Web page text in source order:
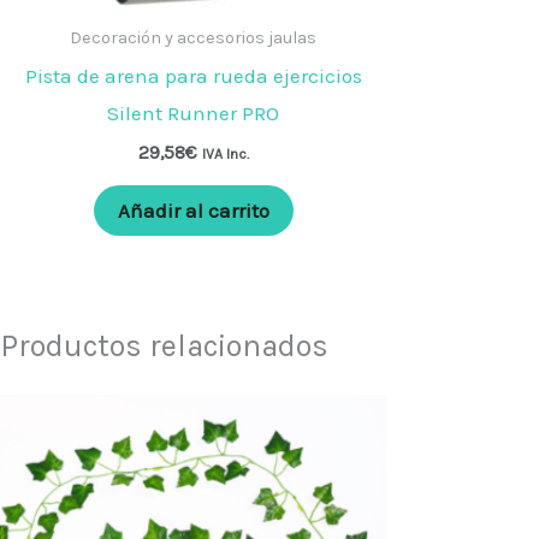
Decoración y accesorios jaulas
Pista de arena para rueda ejercicios
Silent Runner PRO
29,58€ IVA Inc.
Añadir al carrito
Productos relacionados